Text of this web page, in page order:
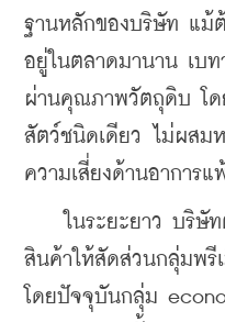
ฐานหลักของบริษัท แม้
อยู่ในตลาดมานาน เบท
ผ่านคุณภาพวัตถุดิบ โด
สัตว์ชนิดเดียว ไม่ผสม
ความเสี่ยงด้านอาการแ
ในระยะยาว บริษัทตั้
สินค้าให้สัดส่วนกลุ่มพรี
โดยปัจจุบันกลุ่ม